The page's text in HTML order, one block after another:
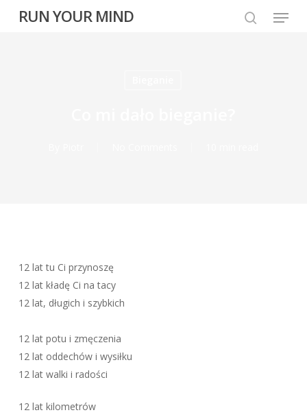
RUN YOUR MIND Menu
12 lat tu Ci przynoszę
12 lat kładę Ci na tacy
12 lat, długich i szybkich
12 lat potu i zmęczenia
12 lat oddechów i wysiłku
12 lat walki i radości
12 lat kilometrów